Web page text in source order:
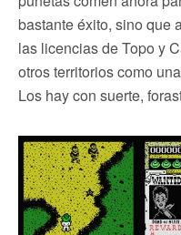
bastante éxito, sino que
las licencias de Topo y
otros territorios como
Los hay con suerte,